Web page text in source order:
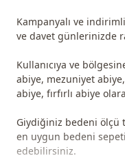
Kampanyalı ve
ve davet günlerinizde
Kullanıcıya ve
abiye, mezuniyet
abiye, fırfırlı abiye
Giydiğiniz bedeni ölçü
en uygun bedeni
edebilirsiniz.